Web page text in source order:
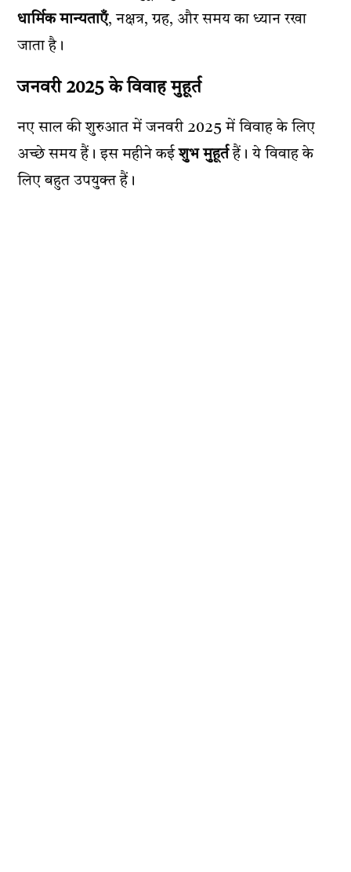
धार्मिक मान्यताएँ, नक्षत्र, ग्रह, और समय का ध्यान रखा
जाता है।
जनवरी 2025 के विवाह मुहूर्त
नए साल की शुरुआत में जनवरी 2025 में विवाह के लिए
अच्छे समय हैं। इस महीने कईशुभ मुहूर्तहैं। ये विवाह के
लिए बहुत उपयुक्त हैं।